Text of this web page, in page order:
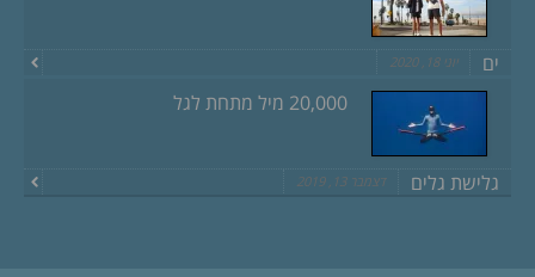
ים יוני 18, 2020
20,000 מיל מתחת לגל
גלישת גלים דצמבר 13, 2019